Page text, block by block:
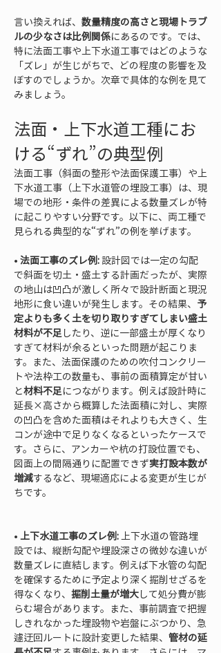
言い換えれば、 数量精度の高さと現場トラブ
ルの少なさは比例関係にあるのです。では、
特に法面工事や上下水道工事ではどのような
「ズレ」が生じがちで、どの程度の影響を及
ぼすのでしょうか。次章で具体的な例を見て
みましょう。
法面・上下水道工種にお
ける“ずれ”の典型例
法面工事（斜面の整形や法面保護工事）や上
下水道工事（上下水道管の埋設工事）は、現
場での地形・条件の差異による数量ズレが特
に起こりやすい分野です。以下に、両工種で
見られる典型的な“ずれ”の例を挙げます。
• 法面工事のズレ例: 設計図では一定の勾配
で斜面を切土・盛土する計画だったが、実際
の地山は凹凸が激しく所々で設計断面と現況
地形に食い違いが発生します。その結果、 予
定よりも多く土を切り取りすぎてしまい盛土
材料が不足したり、逆に一部盛土が厚くなり
すぎて材料が余るといった問題が起こりま
す。また、法面保護のための吹付コンクリー
トや法枠工の数量も、事前の面積算定が甘い
と材料不足につながります。例えば設計時に
延長×高さから概算した法面積に対し、実際
の凹凸を含めた面積はそれよりも大きく、生
コンが途中で足りなくなるといったケースで
す。さらに、アンカーや杭の打設位置でも、
図面上の間隔通りに配置できず実打設本数が
増減するなど、現場適応による変更が生じが
ちです。
• 上下水道工事のズレ例: 上下水道の管路埋
設では、縦断勾配や埋設深さの微妙な違いが
数量ズレに直結します。例えば下水管の勾配
を確保するために予定より深く掘削せざるを
得なくなり、 掘削土量が増大して処分費が膨
らむ場合があります。また、事前調査で把握
しきれなかった埋設物や岩盤にぶつかり、急
遽迂回ルートに設計変更した結果、 管材の延